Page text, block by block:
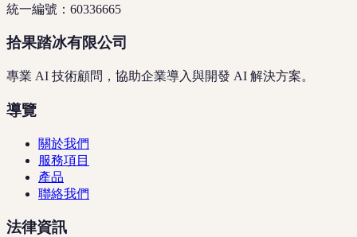
統一編號：60336665
拾果踏冰有限公司
專業 AI 技術顧問，協助企業導入與開發 AI 解決方案。
導覽
關於我們
服務項目
產品
聯絡我們
法律資訊